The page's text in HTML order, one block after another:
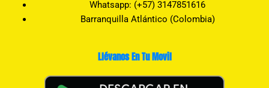
Whatsapp: (+57) 3147851616
Barranquilla Atlántico (Colombia)
Llévanos En Tu Movil